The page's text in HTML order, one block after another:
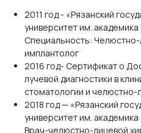
2011 год - «Рязанский
университет им.
Специальность: Челюстно-
имплантолог
2016 год- Сертификат о
лучевой диагностики в
стоматологии и челюстно-
2018 год — «Рязанский
университет им.
Врач-челюстно-лицевой